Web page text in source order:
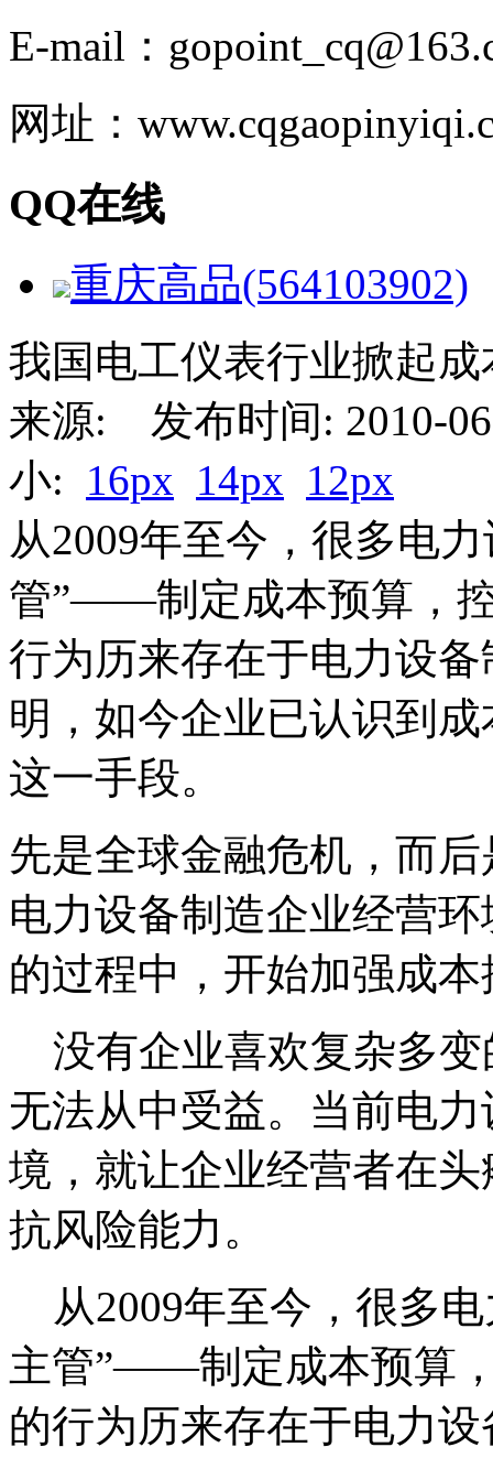
E-mail：
网址：
QQ在线
重庆高品(564103902)
我国电工仪表行业掀起
来源: 发布时间: 2010-
小: 16px 14px 12px
从2009年至今，很多电
管”——制定成本预算，
行为历来存在于电力设
明，如今企业已认识到
这一手段。
先是全球金融危机，而
电力设备制造企业经营
的过程中，开始加强成
没有企业喜欢复杂多变
无法从中受益。当前电
境，就让企业经营者在
抗风险能力。
从2009年至今，很多
主管”——制定成本预算
的行为历来存在于电力